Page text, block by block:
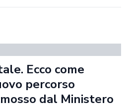
Ecco come
percorso
dal Ministero